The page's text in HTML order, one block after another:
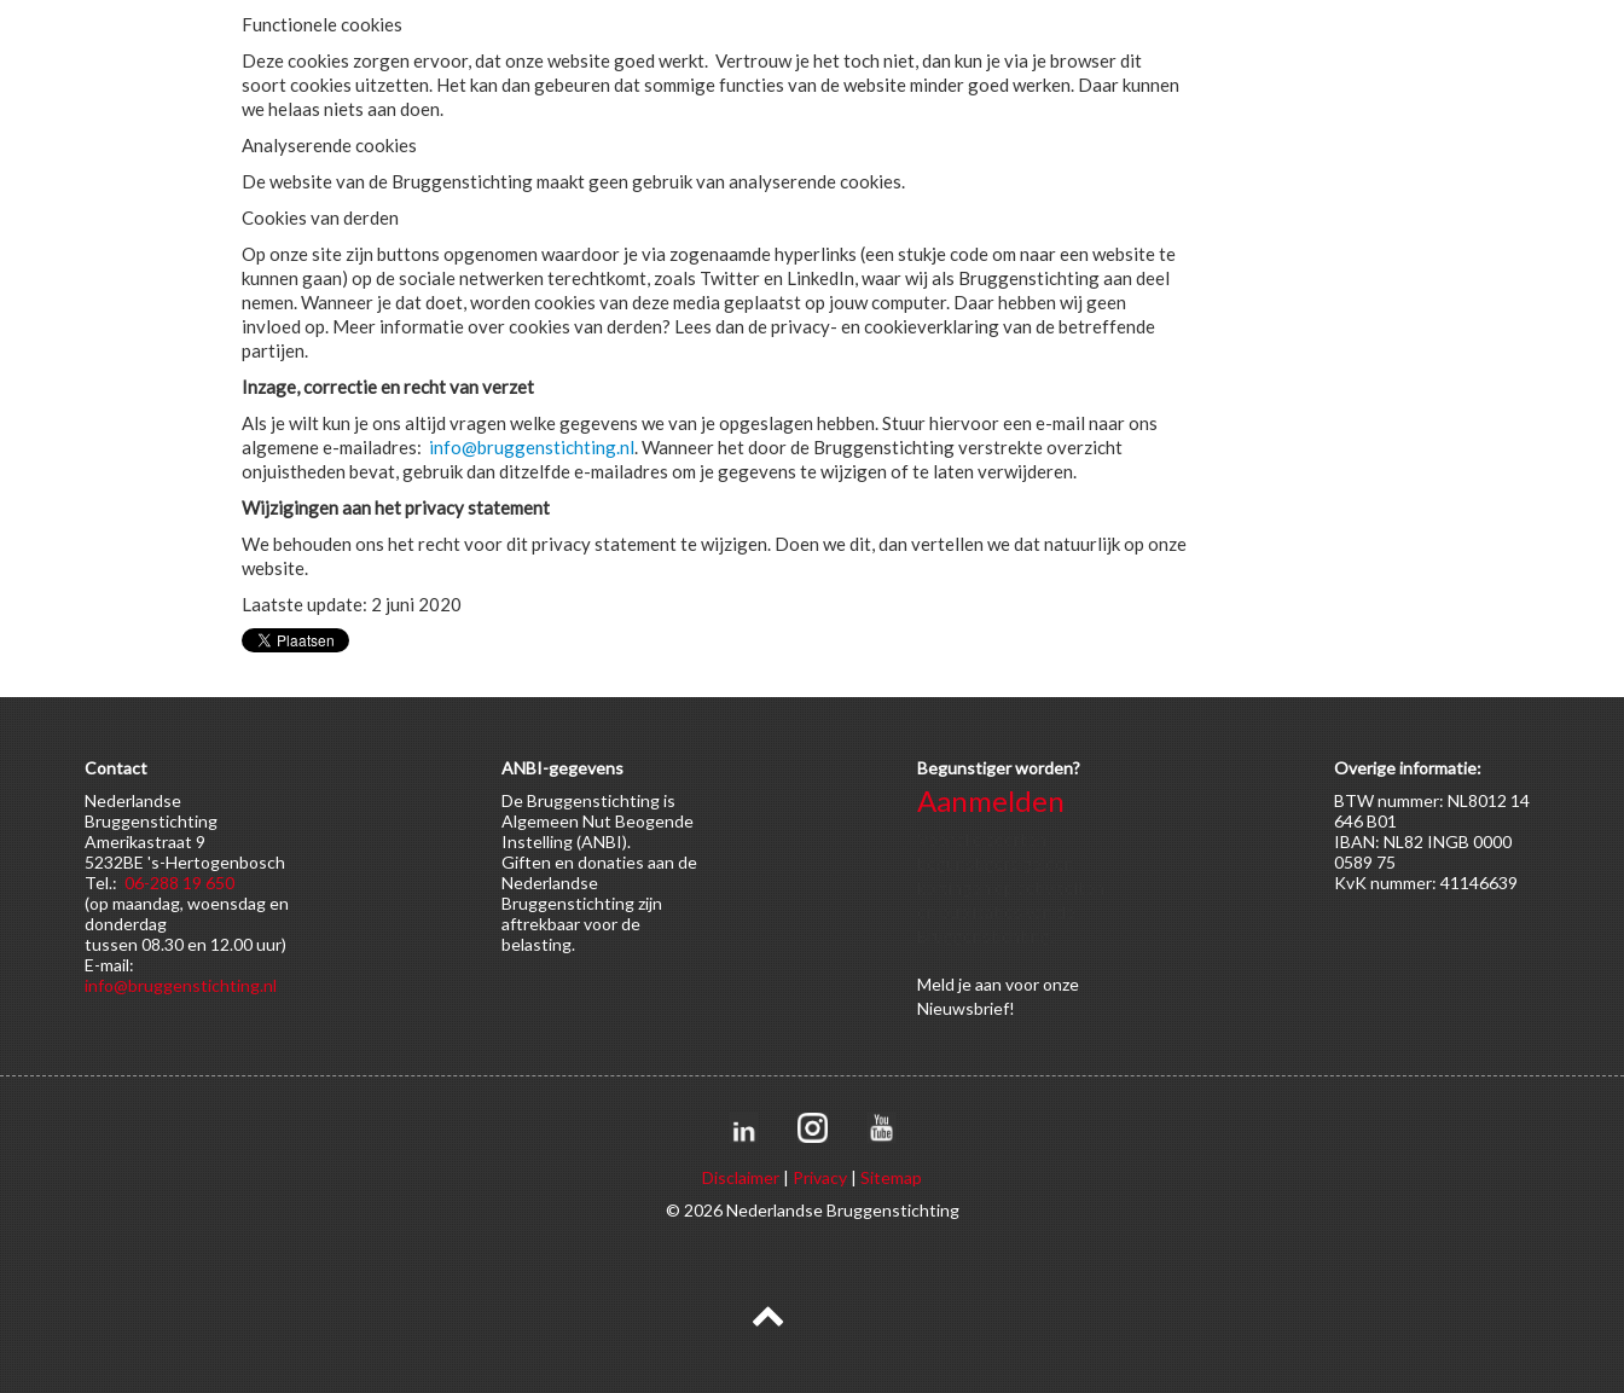
Functionele cookies
Deze cookies zorgen ervoor, dat onze website goed werkt. Vertrouw je het toch niet, dan kun je via je browser dit
soort cookies uitzetten. Het kan dan gebeuren dat sommige functies van de website minder goed werken. Daar kunnen
we helaas niets aan doen.
Analyserende cookies
De website van de Bruggenstichting maakt geen gebruik van analyserende cookies.
Cookies van derden
Op onze site zijn buttons opgenomen waardoor je via zogenaamde hyperlinks (een stukje code om naar een website te
kunnen gaan) op de sociale netwerken terechtkomt, zoals Twitter en LinkedIn, waar wij als Bruggenstichting aan deel
nemen. Wanneer je dat doet, worden cookies van deze media geplaatst op jouw computer. Daar hebben wij geen
invloed op. Meer informatie over cookies van derden? Lees dan de privacy- en cookieverklaring van de betreffende
partijen.
Inzage, correctie en recht van verzet
Als je wilt kun je ons altijd vragen welke gegevens we van je opgeslagen hebben. Stuur hiervoor een e-mail naar ons
algemene e-mailadres: info@bruggenstichting.nl. Wanneer het door de Bruggenstichting verstrekte overzicht
onjuistheden bevat, gebruik dan ditzelfde e-mailadres om je gegevens te wijzigen of te laten verwijderen.
Wijzigingen aan het privacy statement
We behouden ons het recht voor dit privacy statement te wijzigen. Doen we dit, dan vertellen we dat natuurlijk op onze
website.
Laatste update: 2 juni 2020
Contact
Nederlandse
Bruggenstichting
Amerikastraat 9
5232BE 's-Hertogenbosch
Tel.: 06-288 19 650
(op maandag, woensdag en
donderdag
tussen 08.30 en 12.00 uur)
E-mail:
info@bruggenstichting.nl
ANBI-gegevens
De Bruggenstichting is
Algemeen Nut Beogende
Instelling (ANBI).
Giften en donaties aan de
Nederlandse
Bruggenstichting zijn
aftrekbaar voor de
belasting.
Begunstiger worden?
Aanmelden
Meldje aan voor onze
Nieuwsbrief!
Overige informatie:
BTW nummer: NL8012 14
646 B01
IBAN: NL82 INGB 0000
0589 75
KvK nummer: 41146639
Disclaimer | Privacy | Sitemap
© 2026 Nederlandse Bruggenstichting